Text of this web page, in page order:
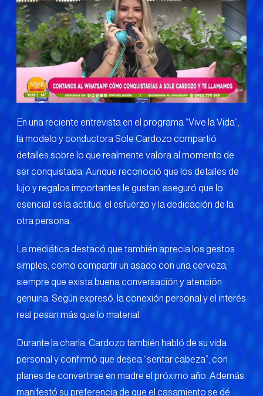
En una reciente entrevista en el programa “Vive la Vida”,
la modelo y conductora Sole Cardozo compartió
detalles sobre lo que realmente valora al momento de
ser conquistada. Aunque reconoció que los detalles de
lujo y regalos importantes le gustan, aseguró que lo
esencial es la actitud, el esfuerzo y la dedicación de la
otra persona.
La mediática destacó que también aprecia los gestos
simples, como compartir un asado con una cerveza,
siempre que exista buena conversación y atención
genuina. Según expresó, la conexión personal y el interés
real pesan más que lo material.
Durante la charla, Cardozo también habló de su vida
personal y confirmó que desea “sentar cabeza”, con
planes de convertirse en madre el próximo año. Además,
manifestó su preferencia de que el casamiento se dé